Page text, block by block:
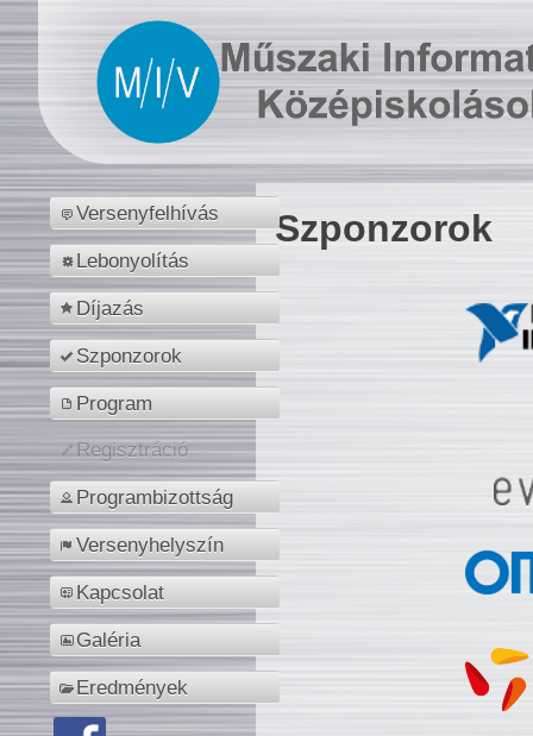
Versenyfelhívás
Lebonyolítás
Díjazás
Szponzorok
Program
Regisztráció
Programbizottság
Versenyhelyszín
Kapcsolat
Galéria
Eredmények
Szponzorok